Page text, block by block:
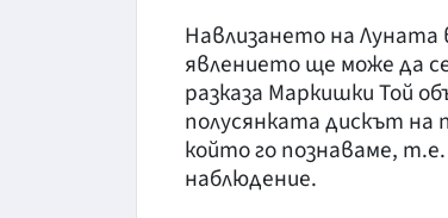
Навлизането на Луната
явлението ще може да
разказа Маркишки Той
полусянката дискът на
който го познаваме,
наблюдение.